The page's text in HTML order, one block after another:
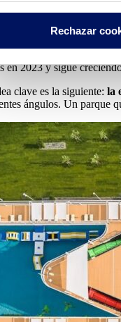
Rechazar
porque un parque
ciencia del
hidráulica, la
2023 y sigue
clave es la siguiente: la
ángulos. Un parque